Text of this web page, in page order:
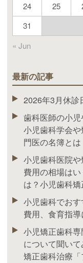
« Jun
24
25
31
最新の記事
2026年3月休診
歯科医師の小
小児歯科学会
門医の名簿とは
小児歯科医院
費用の相場は
は？小児歯科
小児歯科でお
費用、食育指導
小児矯正歯科
について聞い
矯正歯科治療